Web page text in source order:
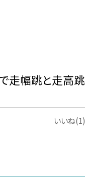
走幅跳と走高跳
いいね(1)